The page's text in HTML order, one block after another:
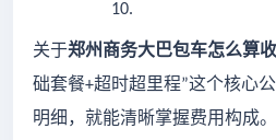
10.
关于郑州商务大巴包车怎么算
础套餐+超时超里程”这个核心
明细，就能清晰掌握费用构成。